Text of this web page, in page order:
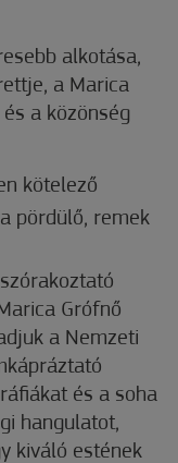
alkotása,
a Marica
a közönség
kötelező
pördülő, remek
Grófnő
a Nemzeti
és a soha
hangulatot,
kiváló estének